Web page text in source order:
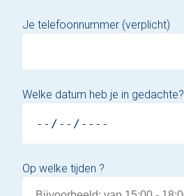
Je telefoonnummer (verplicht)
Welke datum heb je in gedachte?
Op welke tijden ?